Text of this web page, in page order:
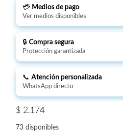
💳 Medios de pago
Ver medios disponibles
🔒 Compra segura
Protección garantizada
📞 Atención personalizada
WhatsApp directo
$2.174
73 disponibles